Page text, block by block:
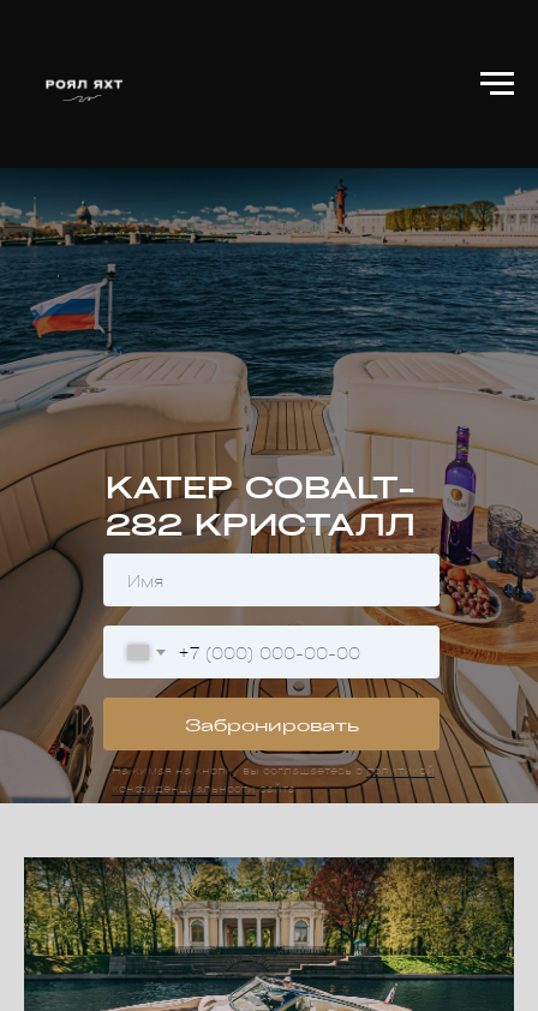
КАТЕР COBALT-
282 КРИСТАЛЛ
Нажимая на кнопку вы соглашаетесь сполитикой
конфиденциальностисайта
+7
Забронировать